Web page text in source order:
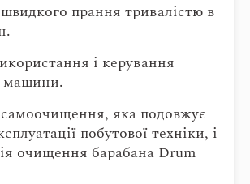
прання тривалістю в
і керування
машини.
яка подовжує
побутової техніки, і
очищення барабана Drum